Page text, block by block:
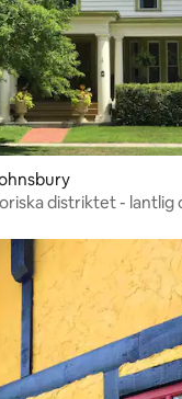
distriktet - lantlig